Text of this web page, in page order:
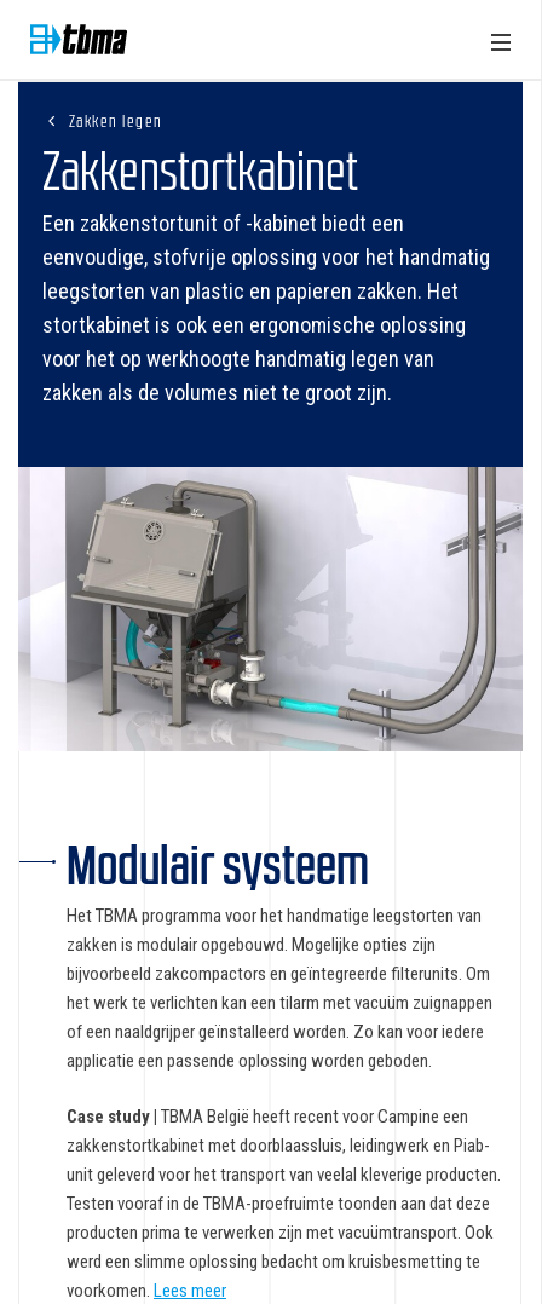
Zakken legen
Zakkenstortkabinet
Een zakkenstortunit of -kabinet biedt een
eenvoudige, stofvrije oplossing voor het handmatig
leegstorten van plastic en papieren zakken. Het
stortkabinet is ook een ergonomische oplossing
voor het op werkhoogte handmatig legen van
zakken als de volumes niet te groot zijn.
Modulair systeem
Het TBMA programma voor het handmatige leegstorten van
zakken is modulair opgebouwd. Mogelijke opties zijn
bijvoorbeeld zakcompactors en geïntegreerde filterunits. Om
het werk te verlichten kan een tilarm met vacuüm zuignappen
of een naaldgrijper geïnstalleerd worden. Zo kan voor iedere
applicatie een passende oplossing worden geboden.
Case study | TBMA België heeft recent voor Campine een
zakkenstortkabinet met doorblaassluis, leidingwerk en Piab-
unit geleverd voor het transport van veelal kleverige producten.
Testen vooraf in de TBMA-proefruimte toonden aan dat deze
producten prima te verwerken zijn met vacuümtransport. Ook
werd een slimme oplossing bedacht om kruisbesmetting te
voorkomen. Lees meer